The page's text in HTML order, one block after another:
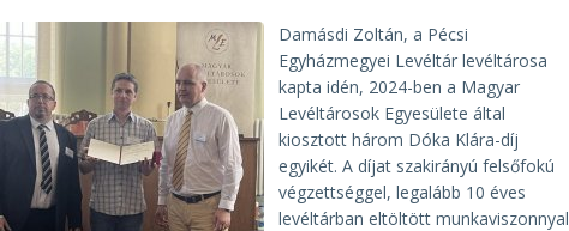
Damásdi Zoltán, a Pécsi
Egyházmegyei Levéltár levéltárosa
kapta idén, 2024-ben a Magyar
Levéltárosok Egyesülete által
kiosztott három Dóka Klára-díj
egyikét. A díjat szakirányú felsőfokú
végzettséggel, legalább 10 éves
levéltárban eltöltött munkaviszonnyal